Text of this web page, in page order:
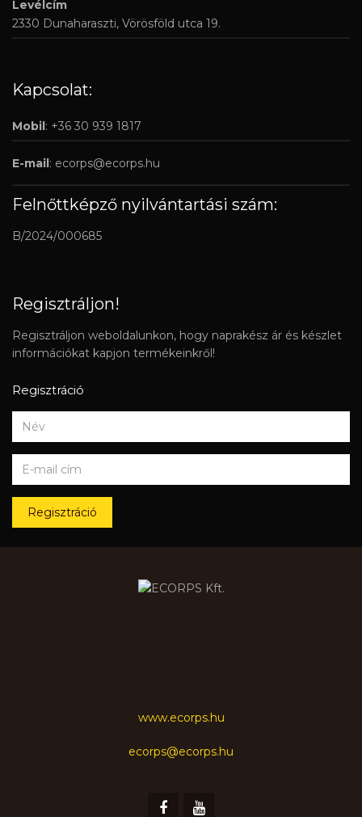
Levélcím
2330 Dunaharaszti, Vörösföld utca 19.
Kapcsolat:
Mobil: +36 30 939 1817
E-mail: ecorps@ecorps.hu
Felnőttképző nyilvántartási szám:
B/2024/000685
Regisztráljon!
Regisztráljon weboldalunkon, hogy naprakész ár és készlet
információkat kapjon termékeinkről!
Regisztráció
Regisztráció
www.ecorps.hu
ecorps@ecorps.hu